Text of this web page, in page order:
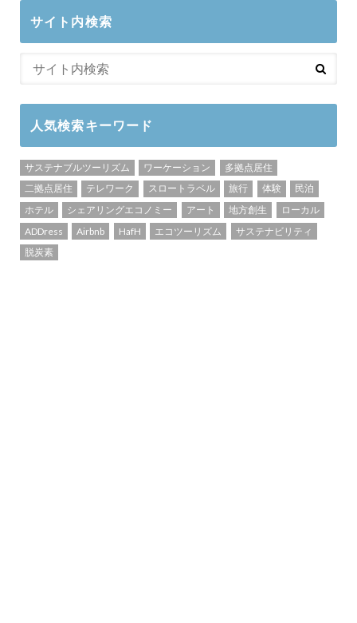
サイト内検索
人気検索キーワード
サステナブルツーリズム ワーケーション
多拠点居住
二拠点居住
テレワーク スロートラベル 旅行 体験
民泊
ホテル
シェアリングエコノミー アート 地方創生
ローカル
ADDress
Airbnb HafH エコツーリズム
サステナビリティ
脱炭素